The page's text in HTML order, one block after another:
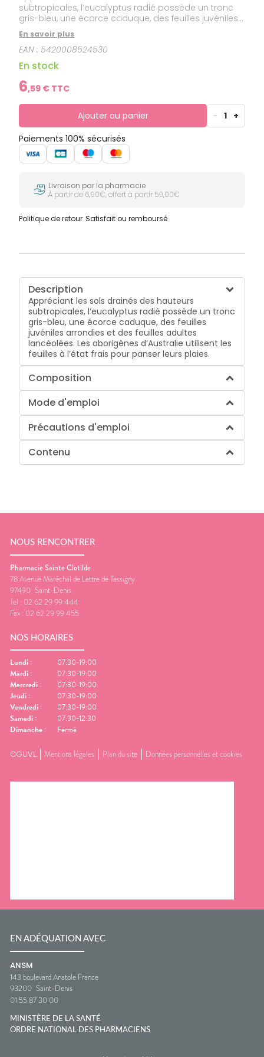
subtropicales, l’eucalyptus radié possède un tronc
gris-bleu, une écorce caduque, des feuilles juvéniles
arrondies et des feuilles adultes lancéolées. Les
aborigènes d’Australie utilisent les feuilles à l’état frais
pour panser leurs plaies.
En savoir plus
EAN : 5420008524530
En stock
6,59 € TTC
Ajouter au panier - 1 +
Paiements 100% sécurisés
Livraison par la pharmacie
À partir de 6,90€, offert à partir 59,00€
Politique de retour Satisfait ou remboursé
Description
Appréciant les sols drainés des hauteurs
subtropicales, l’eucalyptus radié possède un tronc
gris-bleu, une écorce caduque, des feuilles
juvéniles arrondies et des feuilles adultes
lancéolées. Les aborigènes d’Australie utilisent les
feuilles à l’état frais pour panser leurs plaies.
Composition
Mode d'emploi
Précautions d'emploi
Contenu
NOUS RENCONTRER
Pharmacie Sainte Clotilde
78 Avenue Maréchal de Lattre de Tassigny
97490 Saint-Denis
Tel : 02 62 29 99 444
Fax : 02 62 29 99 455
NOS HORAIRES
Lundi :
07:30-19:00
Mardi :
07:30-19:00
Mercredi :
07:30-19:00
Jeudi :
07:30-19:00
Vendredi :
07:30-19:00
Samedi :
07:30-12:30
Dimanche : Fermé
CGUVL Mentions légales Plan du site Données personnelles et cookies
EN ADÉQUATION AVEC
ANSM
143 boulevard Anatole France
93200 Saint-Denis
01 55 87 30 00
MINISTÈRE DE LA SANTÉ
ORDRE NATIONAL DES PHARMACIENS